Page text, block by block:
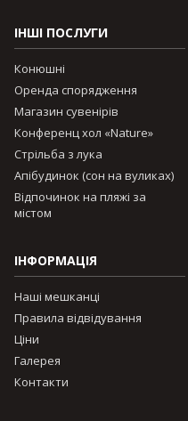
ІНШІ ПОСЛУГИ
Конюшні
Оренда спорядження
Магазин сувенірів
Конференц хол «Nature»
Стрільба з лука
Апібудинок (сон на вуликах)
Відпочинок на пляжі за
містом
ІНФОРМАЦІЯ
Наші мешканці
Правила відвідування
Ціни
Галерея
Контакти